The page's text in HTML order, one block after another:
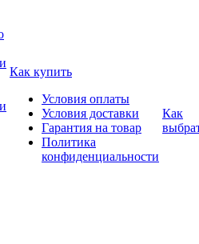
Как купить
Условия оплаты
Условия доставки
Гарантия на товар
Политика
конфиденциальности
Как